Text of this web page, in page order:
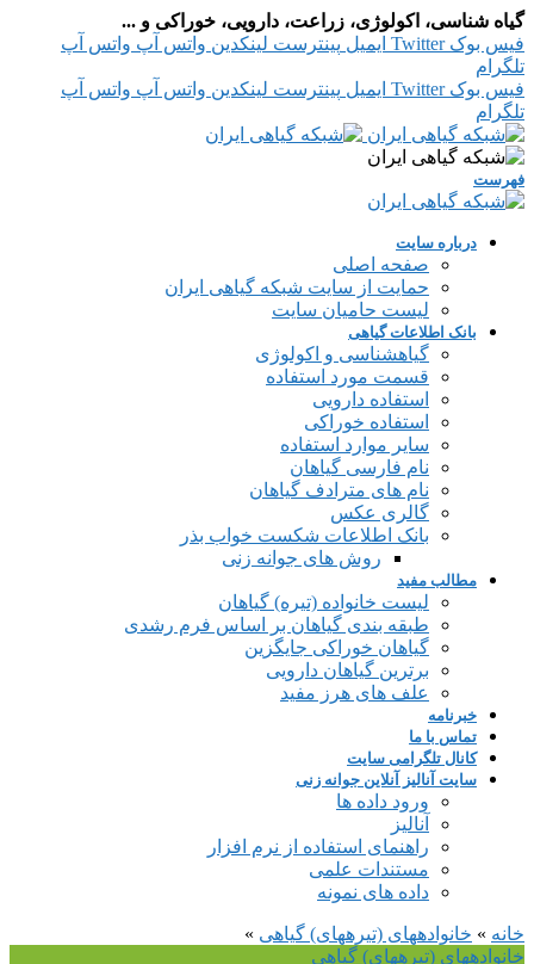
گیاه شناسی، اکولوژی، زراعت، دارویی، خوراکی و ...
فیس بوک Twitter ایمیل پینترست لینکدین واتس آپ واتس آپ
تلگرام
فیس بوک Twitter ایمیل پینترست لینکدین واتس آپ واتس آپ
تلگرام
فهرست
درباره سایت
صفحه اصلی
حمایت از سایت شبکه گیاهی ایران
لیست حامیان سایت
بانک اطلاعات گیاهی
گیاهشناسی و اکولوژی
قسمت مورد استفاده
استفاده دارویی
استفاده خوراکی
سایر موارد استفاده
نام فارسی گیاهان
نام های مترادف گیاهان
گالری عکس
بانک اطلاعات شکست خواب بذر
روش های جوانه زنی
مطالب مفید
لیست خانواده (تیره) گیاهان
طبقه بندی گیاهان بر اساس فرم رشدی
گیاهان خوراکی جایگزین
برترین گیاهان دارویی
علف های هرز مفید
خبرنامه
تماس با ما
کانال تلگرامی سایت
سایت آنالیز آنلاین جوانه زنی
ورود داده ها
آنالیز
راهنمای استفاده از نرم افزار
مستندات علمی
داده های نمونه
خانه » خانواده‎های (تیره‎های) گیاهی
»
خانواده‎های (تیره‎های) گیاهی